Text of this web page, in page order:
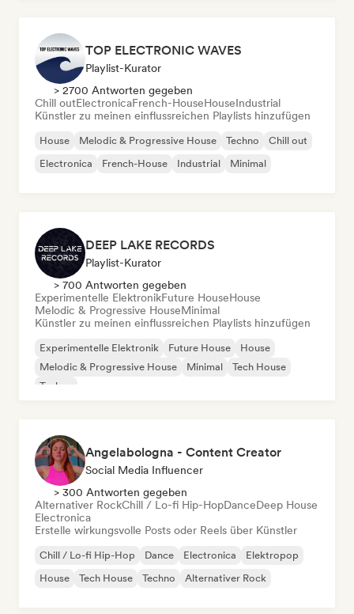
TOP ELECTRONIC WAVES
Playlist-Kurator
> 2700 Antworten gegeben
Chill outElectronicaFrench-HouseHouseIndustrial
Künstler zu meinen einflussreichen Playlists hinzufügen
House Melodic & Progressive House Techno
Chill out
Electronica
French-House Industrial Minimal
DEEP LAKE RECORDS
Playlist-Kurator
> 700 Antworten gegeben
Experimentelle ElektronikFuture HouseHouse
Melodic & Progressive HouseMinimal
Künstler zu meinen einflussreichen Playlists hinzufügen
Experimentelle Elektronik Future House
House
Melodic & Progressive House
Minimal
Tech House
Techno
Angelabologna - Content Creator
Social Media Influencer
> 300 Antworten gegeben
Alternativer RockChill / Lo-fi Hip-HopDanceDeep House
Electronica
Erstelle wirkungsvolle Posts oder Reels über Künstler
Chill / Lo-fi Hip-Hop Dance Electronica
Elektropop
House
Tech House Techno Alternativer Rock